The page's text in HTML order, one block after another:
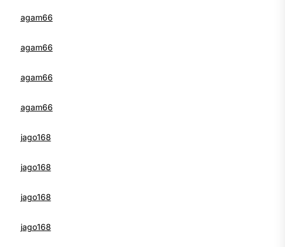
agam66
agam66
agam66
agam66
jago168
jago168
jago168
jago168